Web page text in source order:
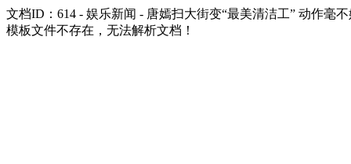
文档ID：614 - 娱乐新闻 - 唐嫣扫大街变“最美清洁工” 动作毫
模板文件不存在，无法解析文档！